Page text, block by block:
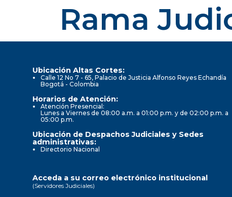
Rama
Ubicación Altas Cortes:
Calle 12 No 7 - 65, Palacio de Justicia Alfonso Reyes Echandía
Bogotá - Colombia
Horarios de Atención:
Atención Presencial:
Lunes a Viernes de 08:00 a.m. a 01:00 p.m. y de 02:00 p.m. a
05:00 p.m.
Ubicación de Despachos Judiciales y Sedes
administrativas:
Directorio Nacional
Acceda a su correo electrónico institucional
(Servidores Judiciales)